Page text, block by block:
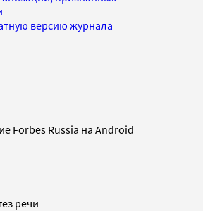
версию журнала
Forbes Russia на Android
речи